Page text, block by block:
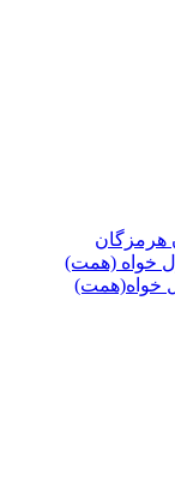
هرمزگان
خواه (همت)
خواه(همت)